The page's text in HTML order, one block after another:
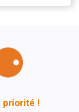
priorité !